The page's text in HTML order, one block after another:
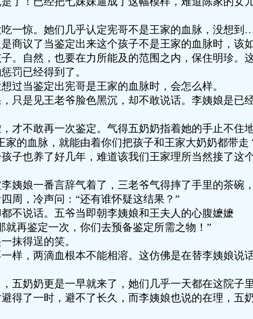
一惊。她们几乎认定宪哥不是王家的血脉，没想
商议了当鉴定出来这个孩子不是王家的血脉时，该
。自然，也要在力所能及的范围之内，保住明珍。
罚已经得到了。
过当鉴定出宪哥是王家的血脉时，会怎么样。
只是见王老爷脸色黑沉，却不敢说话。李姨娘是已
才不敢再一次鉴定。气得五奶奶指着她的手止不住
的血脉，就能由着你们把孩子和王家大奶奶都带走
子也养了好几年，难道该我们王家理所当然接了这
姨娘一番言辞气着了，三老爷气得摔了手里的茶碗
周，冷声问：“还有谁怀疑这结果？”
不说话。五爷当即朝李姨娘和王夫人的心腹嬷嬷
再鉴定一次，你们去预备鉴定所需之物！”
抹得逞的笑。
样，两滴血根本不能相溶。这仿佛是在替李姨娘说话
五奶奶更是一早就来了，她们几乎一天都在这院子里
得了一时，避不了长久，而李姨娘也说的在理，五